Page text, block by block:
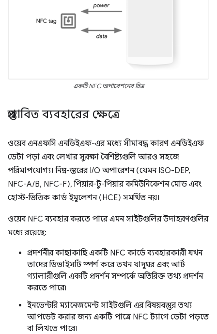
একটি NFC অপারেশনের চিত্র
প্রস্তাবিত ব্যবহারের ক্ষেত্রে
ওয়েব এনএফসি এনডিইএফ-এর মধ্যে সীমাবদ্ধ কারণ এনডিইএফ
ডেটা পড়া এবং লেখার সুরক্ষা বৈশিষ্ট্যগুলি আরও সহজে
পরিমাপযোগ্য। নিম্ন-স্তরের I/O অপারেশন (যেমন ISO-DEP,
NFC-A/B, NFC-F), পিয়ার-টু-পিয়ার কমিউনিকেশন মোড এবং
হোস্ট-ভিত্তিক কার্ড ইমুলেশন (HCE) সমর্থিত নয়।
ওয়েব NFC ব্যবহার করতে পারে এমন সাইটগুলির উদাহরণগুলির
মধ্যে রয়েছে:
প্রদর্শনীর কাছাকাছি একটি NFC কার্ডে ব্যবহারকারী যখন
তাদের ডিভাইসটি স্পর্শ করে তখন যাদুঘর এবং আর্ট
গ্যালারীগুলি একটি প্রদর্শন সম্পর্কে অতিরিক্ত তথ্য প্রদর্শন
করতে পারে৷
ইনভেন্টরি ম্যানেজমেন্ট সাইটগুলি এর বিষয়বস্তুর তথ্য
আপডেট করার জন্য একটি পাত্রে NFC ট্যাগে ডেটা পড়তে
বা লিখতে পারে।